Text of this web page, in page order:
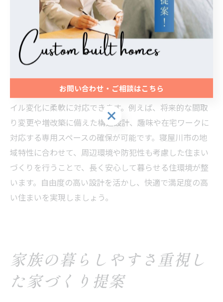
ど、デッドスペースを有効活用するアイデアもおすすめ
です。地域特性をふまえた設計で、狭小地でも広がりを
感じる快適な住まいを実現しましょう。
自由設計の注文住宅は、家族の理想や将来のライフスタ
イル変化に柔軟に対応できます。例えば、将来的な間取
り変更や増改築に備えた構造設計、趣味や在宅ワークに
対応する専用スペースの確保が可能です。寝屋川市の地
域特性に合わせて、周辺環境や防犯性も考慮した住まい
づくりを行うことで、長く安心して暮らせる住環境が整
います。自由度の高い設計を活かし、快適で満足度の高
い住まいを実現しましょう。
家族の暮らしやすさ重視し
た家づくり提案
お問い合わせ・ご相談はこちら
お問い合わせ・ご相談はこちら